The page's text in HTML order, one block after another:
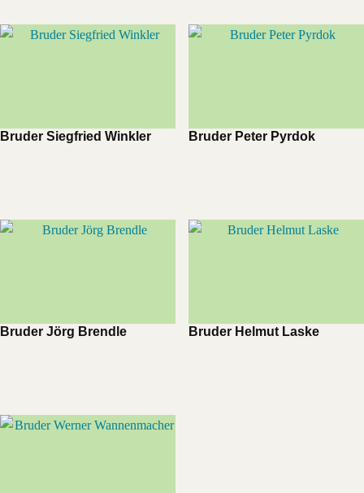
Bruder Siegfried Winkler Bruder Peter Pyrdok
Bruder Jörg Brendle Bruder Helmut Laske